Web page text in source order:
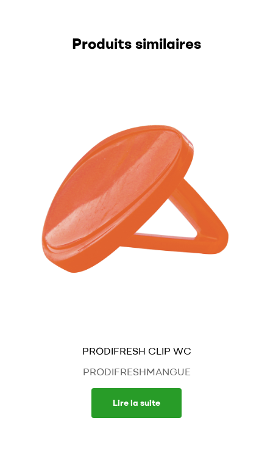
Produits similaires
PRODIFRESH CLIP WC
PRODIFRESHMANGUE
Lire la suite